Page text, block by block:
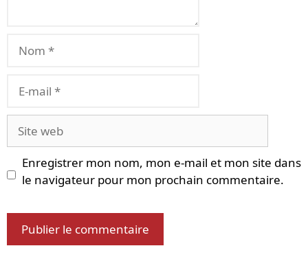
mail
web
Enregistrer mon nom, mon e-mail et mon site dans
le navigateur pour mon prochain commentaire.